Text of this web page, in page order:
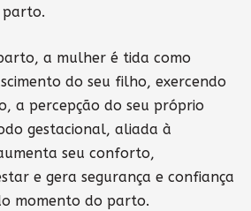
parto.
a mulher é tida como
do seu filho, exercendo
a percepção do seu próprio
gestacional, aliada à
seu conforto,
e gera segurança e confiança
momento do parto.